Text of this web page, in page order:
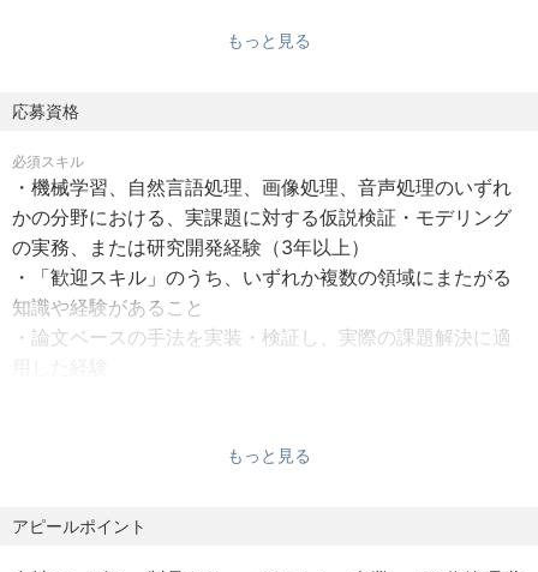
具体的には、日本有数の基盤モデル研究開発力を活かし、
における社会実装に挑戦しています。
し、「特化モデル開発」「マルチモーダル」「軽量化」な
どのアプローチを選定し、顧客の現場に価値を実装する一
気通貫のプロセスを牽引していただきます。
【求める期待・役割】
API利用に留まらず、LLM・音声・VLMのモデル開発など、
MLエンジニアリングが求められるテーマを幅広くリード
向けて、以下のフェーズを推進します。
を活用した最適なソリューションを設計・検証する
・論文や最新技術動向を追いながら、エンタープライズ領
◆想定年収：9,000,000円～16,000,000円
※経験・能力を考慮の上、決定いたします
◆業績評価：年2回
【休日休暇】
◆年間休日120日（2025年）
◆完全週休2日制（土日祝休み）
◆年末年始休暇
【本社所在地】
もっと見る
応募資格
必須スキル
・機械学習、自然言語処理、画像処理、音声処理のいずれ
かの分野における、実課題に対する仮説検証・モデリング
の実務、または研究開発経験（3年以上）
・「歓迎スキル」のうち、いずれか複数の領域にまたがる
知識や経験があること
・論文ベースの手法を実装・検証し、実際の課題解決に適
Native-level Japanese proficiency
以下のスキル・経験のうち、複数の領域にまたがる知識や
もっと見る
アピールポイント